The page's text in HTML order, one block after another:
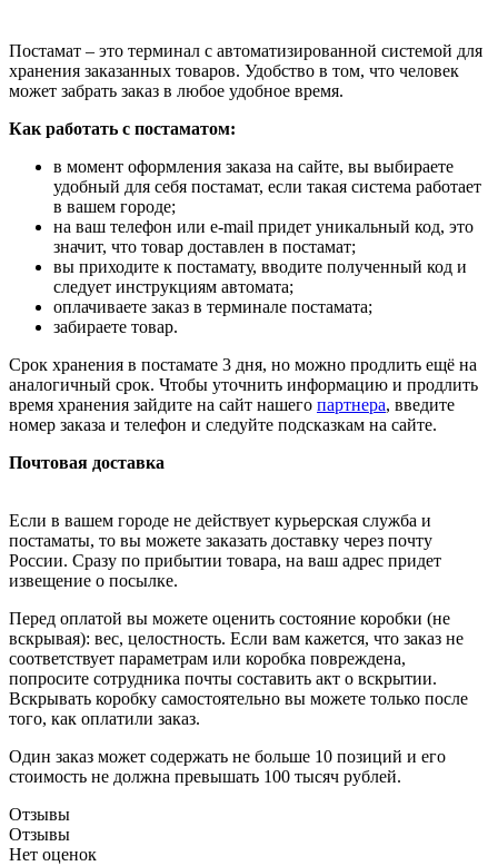
Постамат – это терминал с автоматизированной системой для
хранения заказанных товаров. Удобство в том, что человек
может забрать заказ в любое удобное время.
Как работать с постаматом:
в момент оформления заказа на сайте, вы выбираете
удобный для себя постамат, если такая система работает
в вашем городе;
на ваш телефон или e-mail придет уникальный код, это
значит, что товар доставлен в постамат;
вы приходите к постамату, вводите полученный код и
следует инструкциям автомата;
оплачиваете заказ в терминале постамата;
забираете товар.
Срок хранения в постамате 3 дня, но можно продлить ещё на
аналогичный срок. Чтобы уточнить информацию и продлить
время хранения зайдите на сайт нашего партнера, введите
номер заказа и телефон и следуйте подсказкам на сайте.
Почтовая доставка
Если в вашем городе не действует курьерская служба и
постаматы, то вы можете заказать доставку через почту
России. Сразу по прибытии товара, на ваш адрес придет
извещение о посылке.
Перед оплатой вы можете оценить состояние коробки (не
вскрывая): вес, целостность. Если вам кажется, что заказ не
соответствует параметрам или коробка повреждена,
попросите сотрудника почты составить акт о вскрытии.
Вскрывать коробку самостоятельно вы можете только после
того, как оплатили заказ.
Один заказ может содержать не больше 10 позиций и его
стоимость не должна превышать 100 тысяч рублей.
Отзывы
Отзывы
Нет оценок